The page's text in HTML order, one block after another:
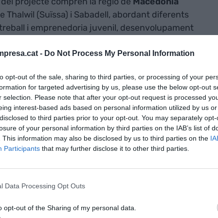
- Do Not Process My Personal Information
opt-out of the sale, sharing to third parties, or processing of your
for targeted advertising by us, please use the below opt-out
selection. Please note that after your opt-out request is processed
interest-based ads based on personal information utilized by us
to third parties prior to your opt-out. You may separately
of your personal information by third parties on the IAB’s list of
This information may also be disclosed by us to third parties on the
Participants that may further disclose it to other third parties.
Data Processing Opt Outs
opt-out of the Sharing of my personal data.
Thalwil (Suïssa) i Sabadell, abordant diferents
i emprenedoria juvenil, desenvolupament
desenvolupament sostenible i envelliment
dedicada a fer un anàlisi exhaustiu de les
en aquestes zones i que poden tenir
Innovació Responsable . La segona fase
transformadores per cada territori en base
la visió de les diferents àrees.
pretén que diferents actors socials
organitzacions de la societat civil, ciutadans
junts al llarg de tot el cicle de recerca i
alineació de tots dos processos i resultats amb